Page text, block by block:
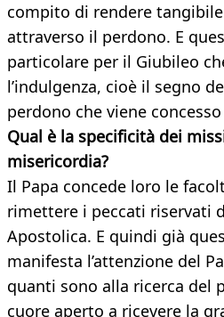
compito di rendere
attraverso il perdono. E
particolare per il Giubileo
l’indulgenza, cioè il segno
perdono che viene
Qual è la specificità dei
misericordia?
Il Papa concede loro le
rimettere i peccati riservati
Apostolica. E quindi già
manifesta l’attenzione del
quanti sono alla ricerca del
cuore aperto a ricevere la